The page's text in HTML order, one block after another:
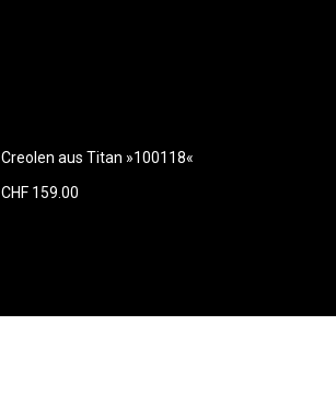
Creolen aus Titan »100118«
CHF 159.00